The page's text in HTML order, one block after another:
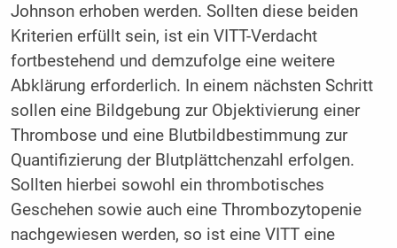
Johnson erhoben werden. Sollten diese beiden
Kriterien erfüllt sein, ist ein VITT-Verdacht
fortbestehend und demzufolge eine weitere
Abklärung erforderlich. In einem nächsten Schritt
sollen eine Bildgebung zur Objektivierung einer
Thrombose und eine Blutbildbestimmung zur
Quantifizierung der Blutplättchenzahl erfolgen.
Sollten hierbei sowohl ein thrombotisches
Geschehen sowie auch eine Thrombozytopenie
nachgewiesen werden, so ist eine VITT eine